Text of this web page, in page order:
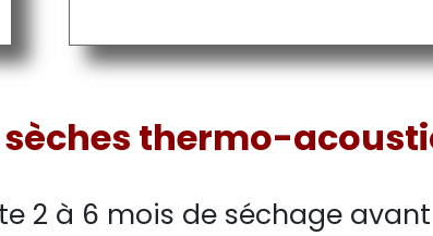
thermo-
2 à 6 mois de séchage